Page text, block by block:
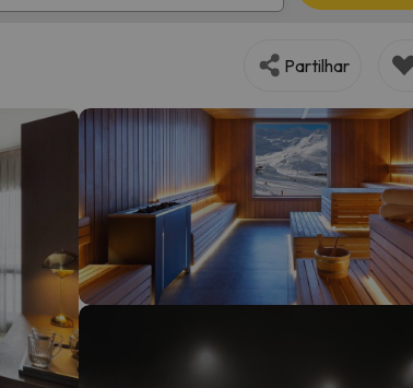
de volta.
Partilhar